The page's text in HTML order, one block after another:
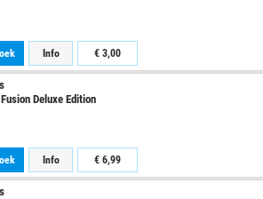
Info € 3,00
Deluxe Edition
Info € 6,99